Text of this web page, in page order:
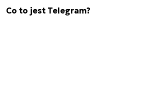
Co to jest Telegram?